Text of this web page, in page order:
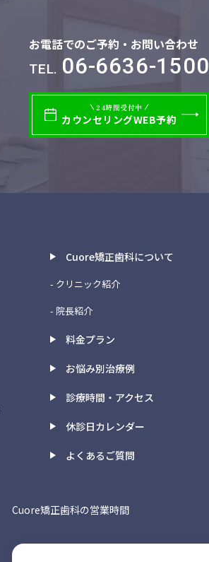
お電話でのご予約・お問い合わせ
TEL. 06-6636-1500
24時間受付中
カウンセリングWEB予約
Cuore矯正歯科について
- クリニック紹介
- 院長紹介
料金プラン
お悩み別治療例
診療時間・アクセス
休診日カレンダー
よくあるご質問
Cuore矯正歯科の営業時間